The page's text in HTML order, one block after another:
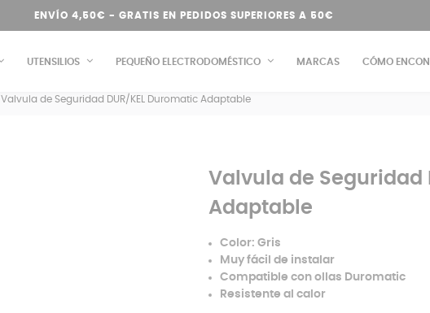
ENVÍO 4,50€ - GRATIS EN PEDIDOS SUPERIORES A 50€
UTENSILIOS PEQUEÑO ELECTRODOMÉSTICO MARCAS CÓMO
Valvula de Seguridad DUR/KEL Duromatic Adaptable
Valvula de Seguridad
Adaptable
Color: Gris
Muy fácil de instalar
Compatible con ollas Duromatic
Resistente al calor